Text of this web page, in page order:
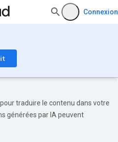
Connexion
traduire le contenu dans votre
générées par IA peuvent